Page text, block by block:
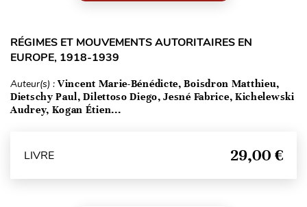
RÉGIMES ET MOUVEMENTS AUTORITAIRES EN
EUROPE, 1918-1939
Auteur(s) : Vincent Marie-Bénédicte, Boisdron Matthieu,
Dietschy Paul, Dilettoso Diego, Jesné Fabrice, Kichelewski
Audrey, Kogan Étien...
LIVRE 29,00 €